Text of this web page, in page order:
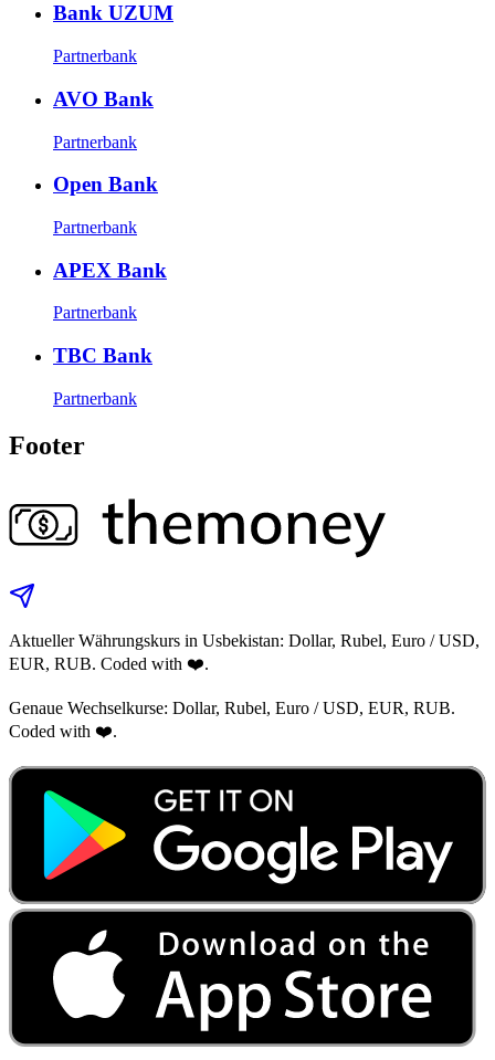
Bank UZUM
Partnerbank
AVO Bank
Partnerbank
Open Bank
Partnerbank
APEX Bank
Partnerbank
TBC Bank
Partnerbank
Footer
Aktueller Währungskurs in Usbekistan: Dollar, Rubel, Euro / USD,
EUR, RUB. Coded with ❤️.
Genaue Wechselkurse: Dollar, Rubel, Euro / USD, EUR, RUB.
Coded with ❤️.